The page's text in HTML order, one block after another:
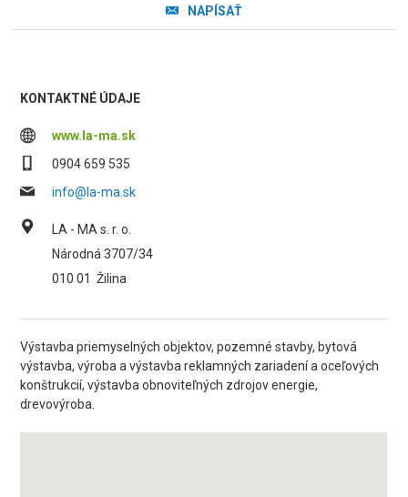
NAPÍSAŤ
KONTAKTNÉ ÚDAJE
www.la-ma.sk
0904 659 535
info@la-ma.sk
LA - MA s. r. o.
Národná 3707/34
010 01 Žilina
Výstavba priemyselných objektov, pozemné stavby, bytová
výstavba, výroba a výstavba reklamných zariadení a oceľových
konštrukcií, výstavba obnoviteľných zdrojov energie,
drevovýroba.